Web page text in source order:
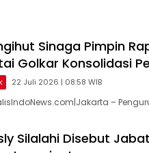
Sinaga Pimpin
Golkar Konsolidasi
22 Juli 2026 | 08:58 WIB
–
Silalahi Disebut